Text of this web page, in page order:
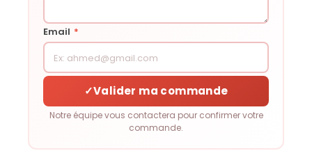
Email *
✓Valider ma commande
Notre équipe vous contactera pour confirmer votre
commande.